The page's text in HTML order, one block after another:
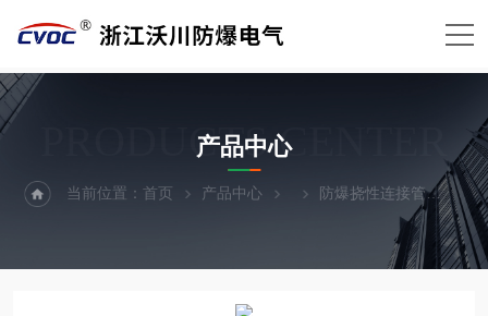
PRODUCTS CENTER
产品中心
当前位置：首页 产品中心 防爆挠性连接管